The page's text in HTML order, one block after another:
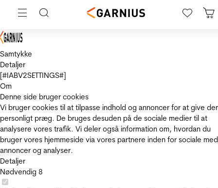
Samtykke
Detaljer
[#IABV2SETTINGS#]
Om
Denne side bruger cookies
Vi bruger cookies til at tilpasse indhold og annoncer for at give
personligt præg. De bruges desuden på de sociale medier til at
analysere vores trafik. Vi deler også information om, hvordan du
bruger vores hjemmeside via vores partnere inden for sociale
annoncer og analyser.
Detaljer
Nødvendig 8